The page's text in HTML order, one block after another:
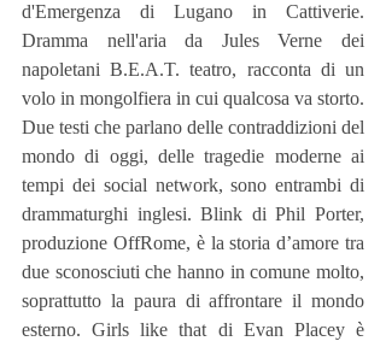
d'Emergenza di Lugano in Cattiverie.
Dramma nell'aria da Jules Verne dei
napoletani B.E.A.T. teatro, racconta di un
volo in mongolfiera in cui qualcosa va storto.
Due testi che parlano delle contraddizioni del
mondo di oggi, delle tragedie moderne ai
tempi dei social network, sono entrambi di
drammaturghi inglesi. Blink di Phil Porter,
produzione OffRome, è la storia d’amore tra
due sconosciuti che hanno in comune molto,
soprattutto la paura di affrontare il mondo
esterno. Girls like that di Evan Placey è